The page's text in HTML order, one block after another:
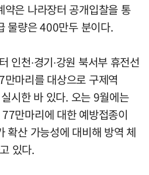
약은 나라장터 공개입찰을 통
물량은 400만두 분이다.
인천∙경기∙강원 북서부 휴전선
마리를 대상으로 구제역
시한 바 있다. 오는 9월에는
만마리에 대한 예방접종이
확산 가능성에 대비해 방역 체
있다.